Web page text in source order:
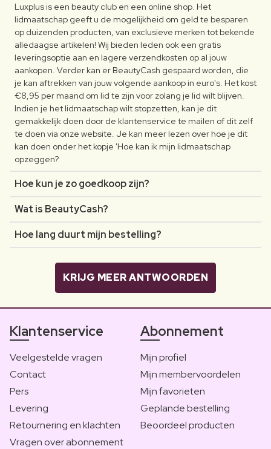
Luxplus is een beauty club en een online shop. Het
lidmaatschap geeft u de mogelijkheid om geld te besparen
op duizenden producten, van exclusieve merken tot bekende
alledaagse artikelen! Wij bieden leden ook een gratis
leveringsoptie aan en lagere verzendkosten op al jouw
aankopen. Verder kan er BeautyCash gespaard worden, die
je kan aftrekken van jouw volgende aankoop in euro's. Het kost
€8,95 per maand om lid te zijn voor zolang je lid wilt blijven.
Indien je het lidmaatschap wilt stopzetten, kan je dit
gemakkelijk doen door de klantenservice te mailen of dit zelf
te doen via onze website. Je kan meer lezen over hoe je dit
kan doen onder het kopje 'Hoe kan ik mijn lidmaatschap
opzeggen?
Hoe kun je zo goedkoop zijn?
Wat is BeautyCash?
Hoe lang duurt mijn bestelling?
KRIJG MEER ANTWOORDEN
Klantenservice
Veelgestelde vragen
Contact
Pers
Levering
Retournering en klachten
Vragen over abonnement
Abonnement
Mijn profiel
Mijn membervoordelen
Mijn favorieten
Geplande bestelling
Beoordeel producten